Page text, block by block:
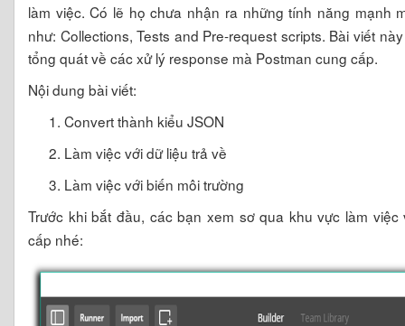
làm việc. Có lẽ họ chưa nhận ra những tính năng mạnh
như: Collections, Tests and Pre-request scripts. Bài viết
tổng quát về các xử lý response mà Postman cung cấp.
Nội dung bài viết:
Convert thành kiểu JSON
Làm việc với dữ liệu trả về
Làm việc với biến môi trường
Trước khi bắt đầu, các bạn xem sơ qua khu vực làm
cấp nhé: